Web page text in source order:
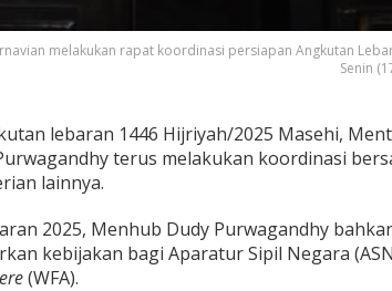
melakukan rapat koordinasi persiapan Angkutan
Senin
lebaran 1446 Hijriyah/2025 Masehi,
terus melakukan koordinasi
lainnya.
2025, Menhub Dudy Purwagandhy
kebijakan bagi Aparatur Sipil Negara
(WFA).